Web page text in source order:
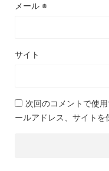
メール ※
サイト
次回のコメントで使
ールアドレス、サイトを